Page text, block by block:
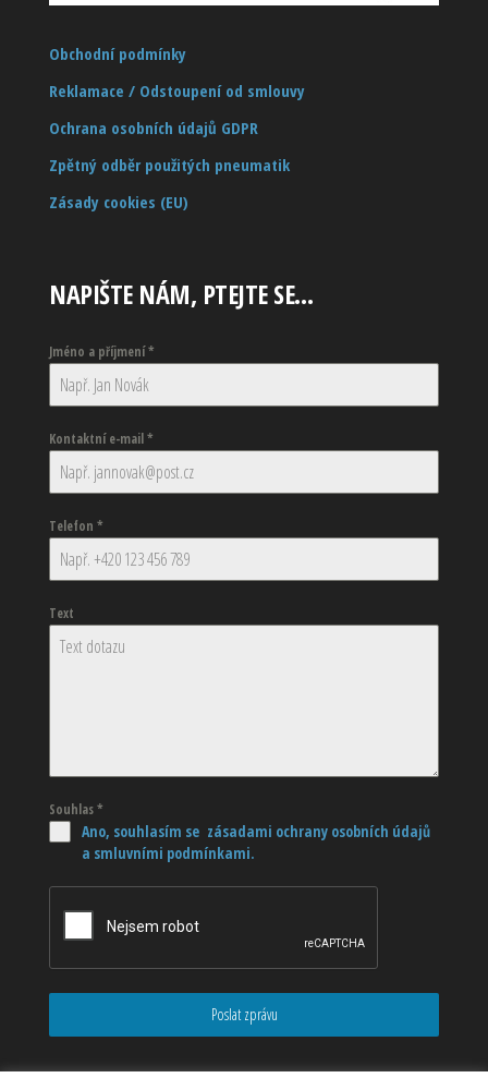
Obchodní podmínky
Reklamace / Odstoupení od smlouvy
Ochrana osobních údajů GDPR
Zpětný odběr použitých pneumatik
Zásady cookies (EU)
NAPIŠTE NÁM, PTEJTE SE…
Jméno a příjmení*
Kontaktní e-mail*
Telefon *
Text
Souhlas*
Ano, souhlasím se zásadami ochrany osobních údajů
a smluvními podmínkami.
Poslat zprávu